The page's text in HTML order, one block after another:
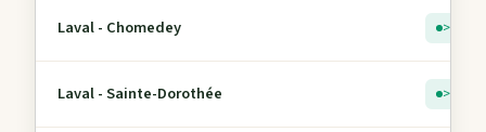
Laval - Chomedey > 5
Laval - Sainte-Dorothée > 5